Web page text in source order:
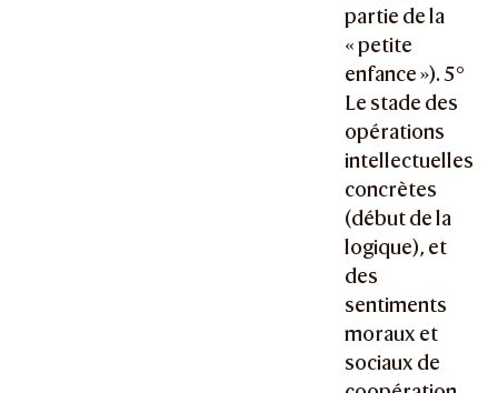
partie de la
« petite
enfance »). 5°
Le stade des
opérations
intellectuelles
concrètes
(début de la
logique), et
des
sentiments
moraux et
sociaux de